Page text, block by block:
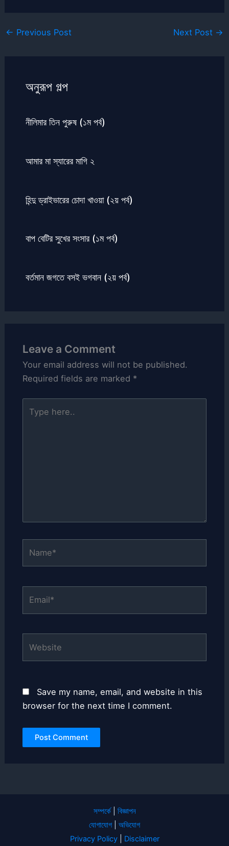
← Previous Post Next Post →
অনুরূপ গল্প
নীলিমার তিন পুরুষ (১ম পর্ব)
আমার মা স্যারের মাগি ২
হিন্দু ড্রাইভারের চোদা খাওয়া (২য় পর্ব)
বাপ বেটির সুখের সংসার (১ম পর্ব)
বর্তমান জগতে বসই ভগবান (২য় পর্ব)
Leave a Comment
Your email address will not be published.
Required fields are marked *
here..
Save my name, email, and website in this
browser for the next time I comment.
সম্পর্কে| বিজ্ঞাপন
যোগাযোগ
অভিযোগ
Privacy Policy| Disclaimer